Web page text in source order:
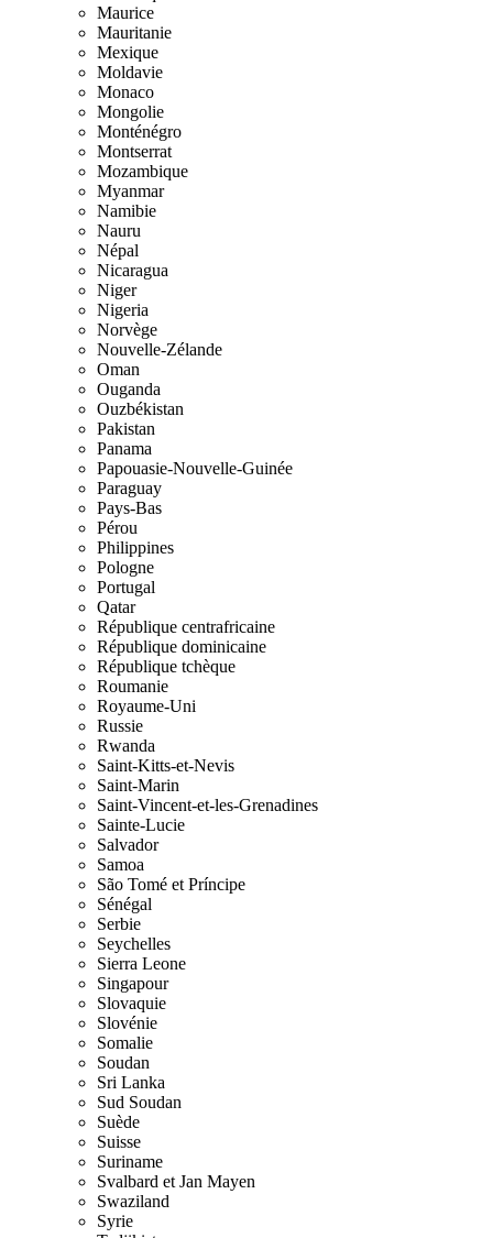
Maurice
Mauritanie
Mexique
Moldavie
Monaco
Mongolie
Monténégro
Montserrat
Mozambique
Myanmar
Namibie
Nauru
Népal
Nicaragua
Niger
Nigeria
Norvège
Nouvelle-Zélande
Oman
Ouganda
Ouzbékistan
Pakistan
Panama
Papouasie-Nouvelle-Guinée
Paraguay
Pays-Bas
Pérou
Philippines
Pologne
Portugal
Qatar
République centrafricaine
République dominicaine
République tchèque
Roumanie
Royaume-Uni
Russie
Rwanda
Saint-Kitts-et-Nevis
Saint-Marin
Saint-Vincent-et-les-Grenadines
Sainte-Lucie
Salvador
Samoa
São Tomé et Príncipe
Sénégal
Serbie
Seychelles
Sierra Leone
Singapour
Slovaquie
Slovénie
Somalie
Soudan
Sri Lanka
Sud Soudan
Suède
Suisse
Suriname
Svalbard et Jan Mayen
Swaziland
Syrie